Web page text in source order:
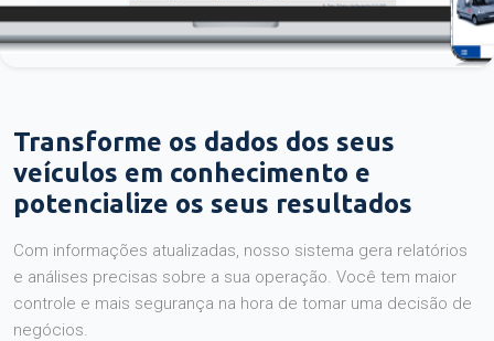
Transforme os dados dos seus
veículos em conhecimento e
potencialize os seus resultados
Com informações atualizadas, nosso sistema gera relatórios
e análises precisas sobre a sua operação. Você tem maior
controle e mais segurança na hora de tomar uma decisão de
negócios.